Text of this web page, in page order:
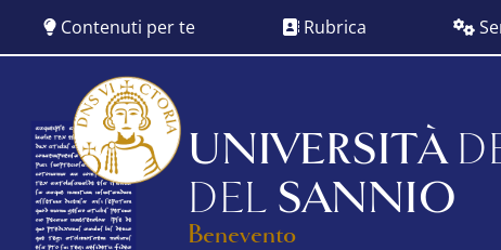
contenuto
Contenuti per te Rubrica
UNIVERSITÀ
DEL SANNIO
Benevento